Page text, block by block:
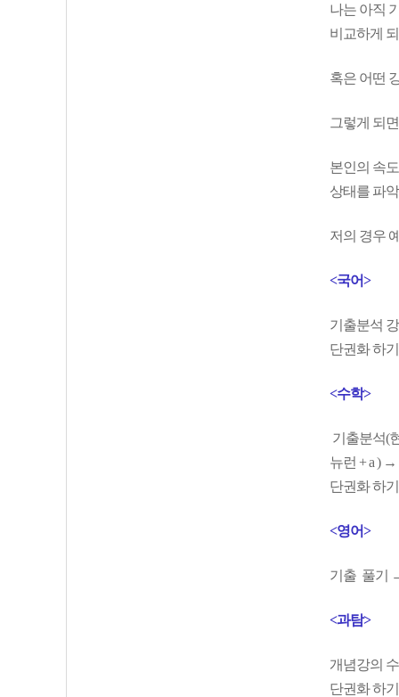
나는 아직
비교하게
혹은 어떤
그렇게 되
본인의 속
상태를 파
저의 경우
<국어>
기출분석
단권화 하기
<수학>
기출분석(
뉴런 + a )
단권화 하기
<영어>
기출 풀기
<과탐>
개념강의
단권화 하